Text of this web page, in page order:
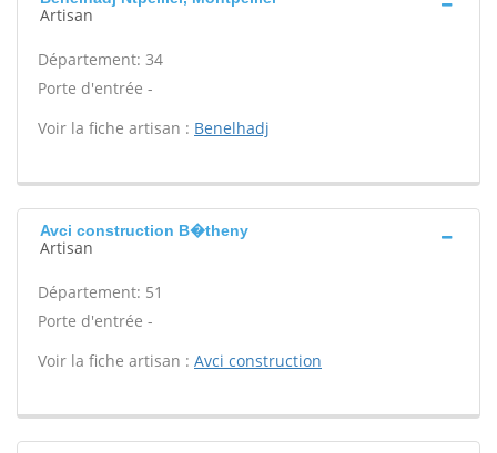
Artisan
Département: 34
Porte d'entrée -
Voir la fiche artisan : Benelhadj
Avci construction B�theny
Artisan
Département: 51
Porte d'entrée -
Voir la fiche artisan : Avci construction